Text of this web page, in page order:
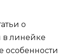
о
линейке
особенности